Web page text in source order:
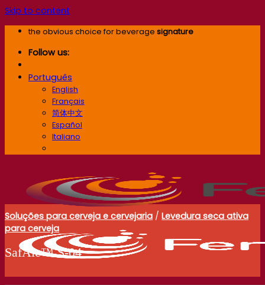
Skip to content
the obvious choice for beverage signature
Follow us:
Português
English
Français
简体中文
Español
Italiano
Soluções para cerveja e cervejaria / Levedura seca ativa
para cerveja
SafAle™ S-04